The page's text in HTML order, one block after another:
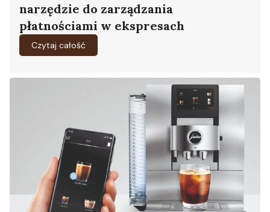
narzędzie do zarządzania
płatnościami w ekspresach
Czytaj całość